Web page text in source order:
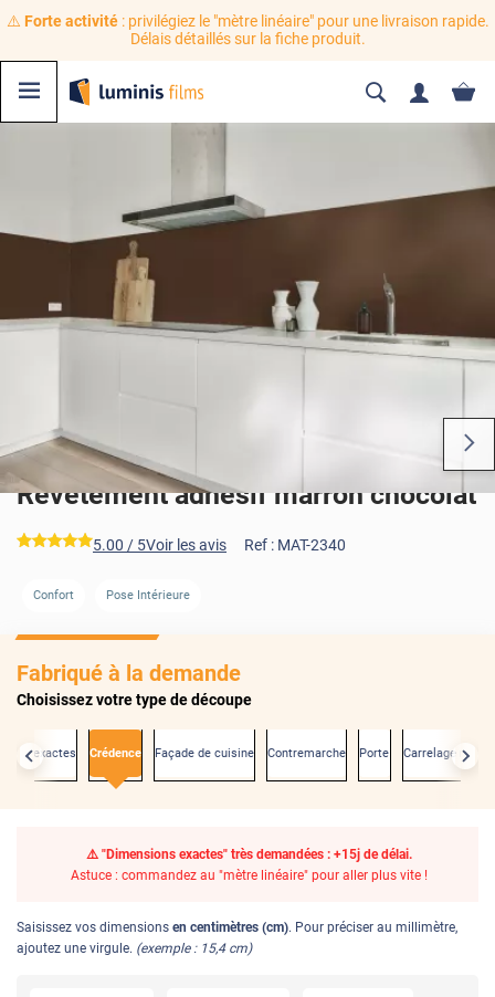
⚠️ Forte activité: privilégiez le "mètre linéaire" pour une livraison rapide.
Délais détaillés sur la fiche produit.
Revêtement adhésif marron chocolat
*****
5.00 / 5Voir les avis Ref : MAT-2340
Confort Pose Intérieure
Fabriqué à la demande
Choisissez votre type de découpe
exactes Crédence Façade de cuisine Contremarche Porte Carrelage mural
⚠️ "Dimensions exactes" très demandées : +15j de délai.
Astuce : commandez au "mètre linéaire" pour aller plus vite !
Saisissez vos dimensions en centimètres (cm). Pour préciser au millimètre,
ajoutez une virgule. (exemple : 15,4 cm)